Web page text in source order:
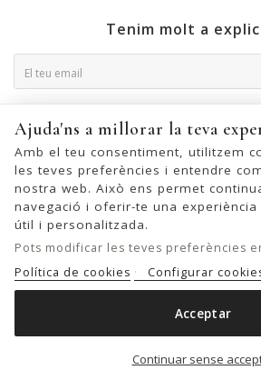
Tenim molt a
això, trobeu la nostra informació de
Ajuda'ns a millorar la teva
Amb el teu consentiment, utilitzem
les teves preferències i entendre
nostra web. Això ens permet
navegació i oferir-te una experiència
útil i personalitzada.
Pots modificar les teves preferències
Política de cookies
Configurar
Continuar sense
Acceptar
© 2026 - United Bags Company S.L. - Todos
Inscrita en el Registro Mercantil de Barcelona,
Folio 0083, Sección general,